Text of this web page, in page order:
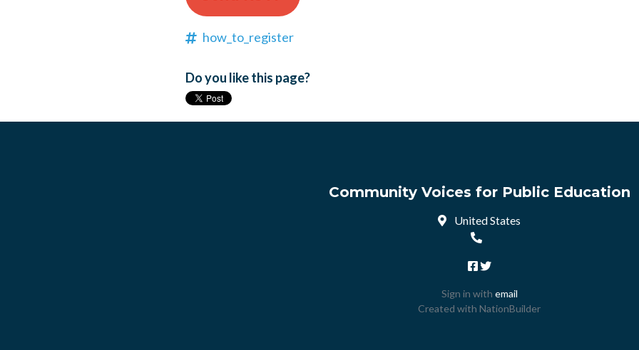
how_to_register
Do you like this page?
Community Voices for Public Education
United States
Sign in with email
Created with NationBuilder